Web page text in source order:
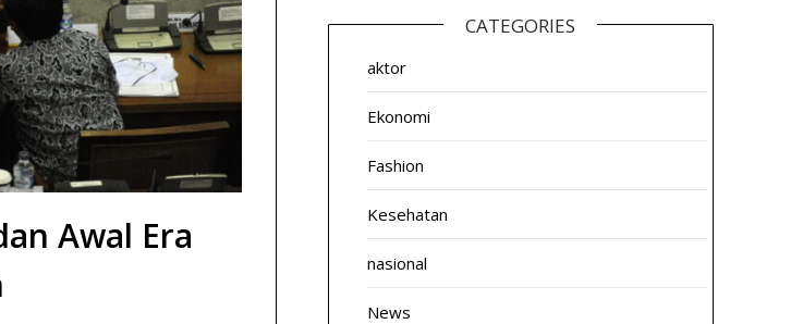
Awal Era
CATEGORIES
aktor
Ekonomi
Fashion
Kesehatan
nasional
News